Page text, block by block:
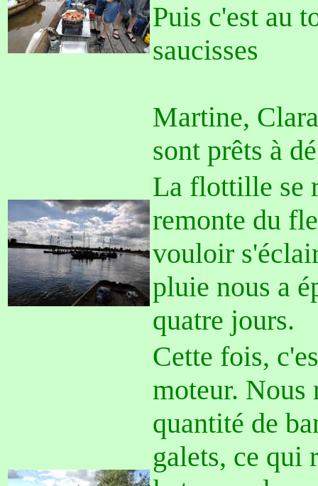
Puis c'est au
saucisses
Martine,
sont prêts à
La flottille se
remonte du
vouloir
pluie nous a
quatre jours.
Cette fois,
moteur. Nous
quantité de
galets, ce qui